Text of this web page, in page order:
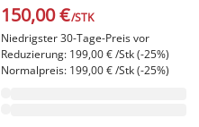
150,00 €/STK
Niedrigster 30-Tage-Preis vor
Reduzierung: 199,00 € /Stk (-25%)
Normalpreis: 199,00 € /Stk (-25%)